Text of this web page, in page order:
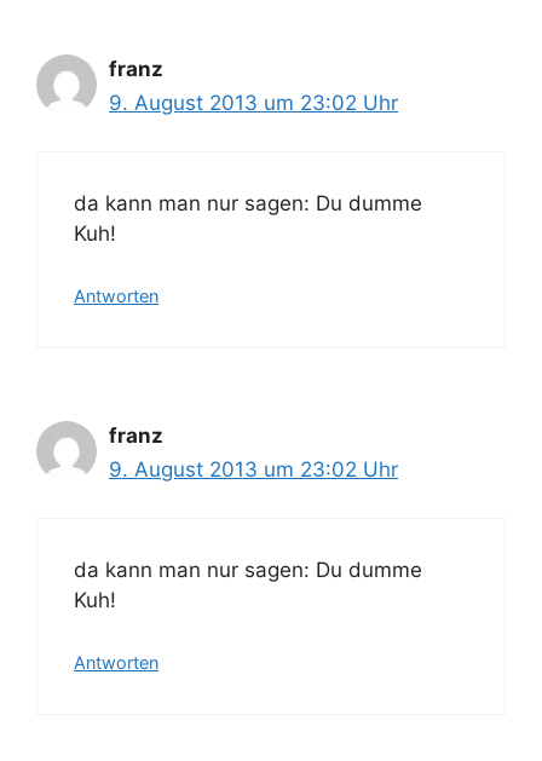
franz
9. August 2013 um 23:02 Uhr
da kann man nur sagen: Du dumme
Kuh!
Antworten
franz
9. August 2013 um 23:02 Uhr
da kann man nur sagen: Du dumme
Kuh!
Antworten